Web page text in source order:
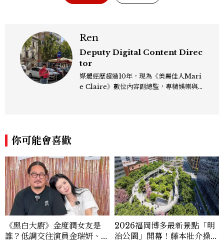
Ren
Deputy Digital Content Direc
tor
媒體經歷超過10年，現為《美麗佳人Mari
e Claire》數位內容副總監，專精娛樂與
你可能會喜歡
《黑白大廚》金度潤女友是
誰？低調交往演員金瑞妍、曾
2026福岡博多最新景點「明
治公園」開幕！藤本壯介操刀